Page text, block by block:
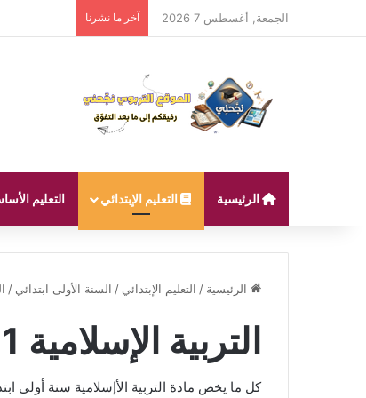
الجمعة, أغسطس 7 2026 آخر ما نشرنا
الرئيسية التعليم الإبتدائي التعليم
الرئيسية / التعليم الإبتدائي / السنة الأولى ابتدائي /
التربية الإسلامية 1 ابتدائي
كل ما يخص مادة التربية الأإسلامية سنة